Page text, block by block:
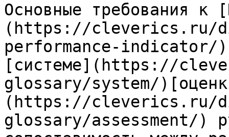
Основные требования к
(https://cleverics.ru/
performance-indicator/)
[системе](https://
glossary/system/
(https://cleverics.ru/
glossary/assessment/)